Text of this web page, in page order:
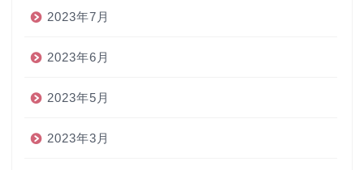
2023年7月
2023年6月
2023年5月
2023年3月